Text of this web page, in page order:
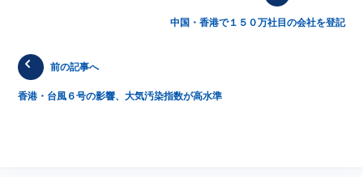
中国・香港で１５０万社目の会社を登記
前の記事へ
香港・台風６号の影響、大気汚染指数が高水準